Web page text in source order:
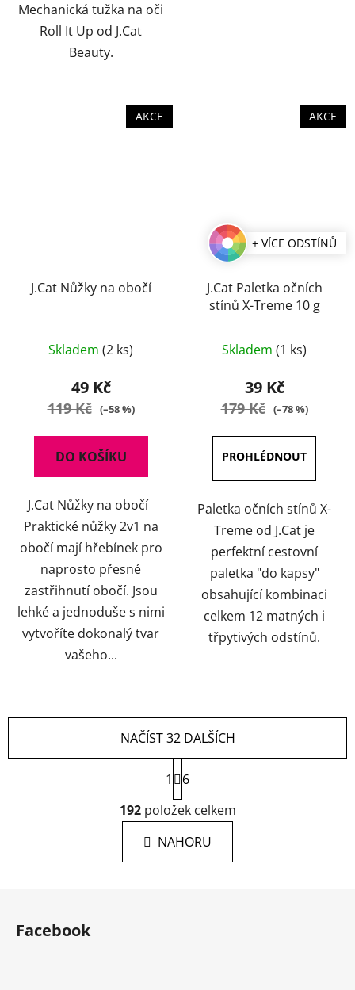
Mechanická tužka na oči
Roll It Up od J.Cat
Beauty.
AKCE
J.Cat Nůžky na obočí
hodnocení
produktu
je
5
Skladem (2 ks)
49 Kč
119 Kč (–58 %)
DO KOŠÍKU
J.Cat Nůžky na obočí
Praktické nůžky 2v1 na
obočí mají hřebínek pro
naprosto přesné
zastřihnutí obočí. Jsou
lehké a jednoduše s nimi
vytvoříte dokonalý tvar
vašeho...
AKCE
+ VÍCE ODSTÍNŮ
J.Cat Paletka očních
stínů X-Treme 10 g
hodnocení
produktu
je
5
hvězdiček.
Skladem (1 ks)
39 Kč
179 Kč (–78 %)
Paletka očních stínů X-
Treme od J.Cat je
perfektní cestovní
paletka "do kapsy"
obsahující kombinaci
celkem 12 matných i
třpytivých odstínů.
O
v
l
á
d
NAČÍST 32 DALŠÍCH
S
t
r
á
n
k
1
6
192položek celkem
NAHORU
Facebook